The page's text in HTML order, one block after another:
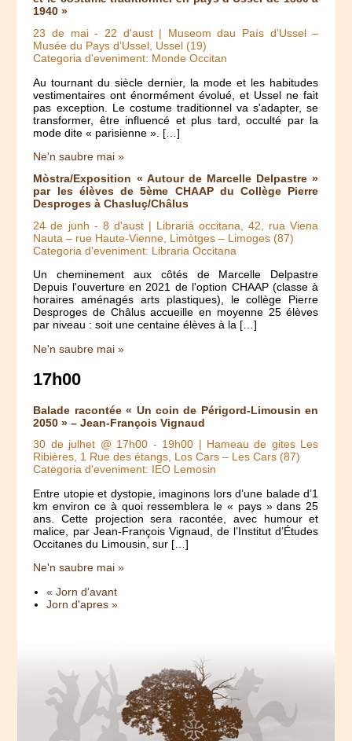
1940 »
23 de mai- 22 d'aust| Museom dau País d’Ussel –
Musée du Pays d’Ussel, Ussel (19)
Categoria d'eveniment: Monde Occitan
Au tournant du siècle dernier, la mode et les habitudes
vestimentaires ont énormément évolué, et Ussel ne fait
pas exception. Le costume traditionnel va s'adapter, se
transformer, être influencé et plus tard, occulté par la
mode dite « parisienne ». […]
Ne'n saubre mai »
Mòstra/Exposition « Autour de Marcelle Delpastre »
par les élèves de 5ème CHAAP du Collège Pierre
Desproges à Chasluç/Châlus
24 de junh - 8 d'aust| Librariá occitana, 42, rua Viena
Nauta – rue Haute-Vienne, Limòtges – Limoges (87)
Categoria d'eveniment: Libraria Occitana
Un cheminement aux côtés de Marcelle Delpastre
Depuis l'ouverture en 2021 de l'option CHAAP (classe à
horaires aménagés arts plastiques), le collège Pierre
Desproges de Châlus accueille en moyenne 25 élèves
par niveau : soit une centaine élèves à la […]
Ne'n saubre mai »
17h00
Balade racontée « Un coin de Périgord-Limousin en
2050 » – Jean-François Vignaud
30 de julhet @ 17h00 - 19h00 | Hameau de gites Les
Ribières, 1 Rue des étangs, Los Cars – Les Cars (87)
Categoria d'eveniment: IEO Lemosin
Entre utopie et dystopie, imaginons lors d’une balade d’1
km environ ce à quoi ressemblera le « pays » dans 25
ans. Cette projection sera racontée, avec humour et
malice, par Jean-François Vignaud, de l’Institut d’Études
Occitanes du Limousin, sur […]
Ne'n saubre mai »
« Jorn d'avant
Jorn d'apres »